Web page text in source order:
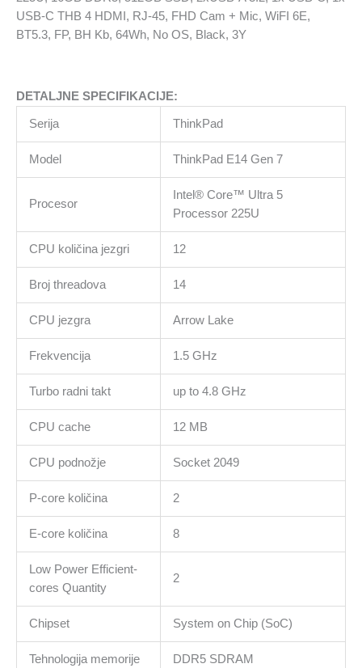
225U,
16GB
2xUSB-
A
3.2,
1x
USB-
USB-
C
THB
HDMI,
RJ-
45,
FHD
6E,
FP,
Kb,
No
OS,
Black,
3Y
količina
USB-C THB 4 HDMI, RJ-45, FHD Cam + Mic, WiFI 6E,
BT5.3, FP, BH Kb, 64Wh, No OS, Black, 3Y
DETALJNE SPECIFIKACIJE:
Serija ThinkPad
Model ThinkPad E14 Gen 7
Procesor
Intel® Core™ Ultra 5
Processor 225U
CPU količina jezgri 12
Broj threadova 14
CPU jezgra Arrow Lake
Frekvencija 1.5 GHz
Turbo radni takt up to 4.8 GHz
CPU cache 12 MB
CPU podnožje Socket 2049
P-core količina 2
E-core količina 8
Low Power Efficient-
cores Quantity
2
Chipset System on Chip (SoC)
Tehnologija memorije DDR5 SDRAM